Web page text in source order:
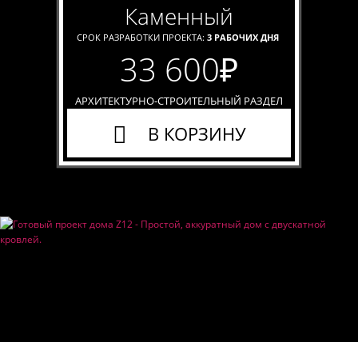
каменный
СРОК РАЗРАБОТКИ ПРОЕКТА: 3 РАБОЧИХ ДНЯ
33 600₽
АРХИТЕКТУРНО-СТРОИТЕЛЬНЫЙ РАЗДЕЛ
В КОРЗИНУ